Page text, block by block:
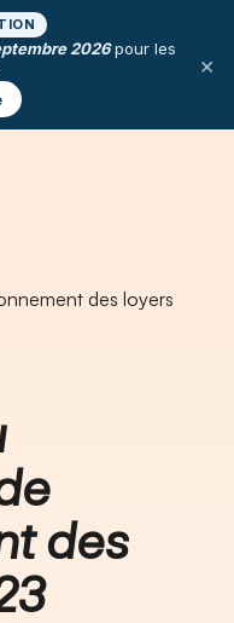
2026pour les
×
des loyers
des